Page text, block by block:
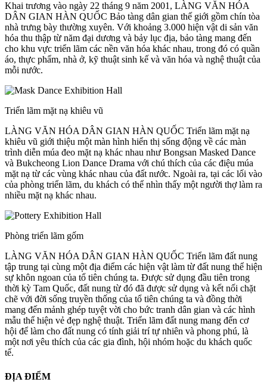
Khai trương vào ngày 22 tháng 9 năm 2001, LÀNG VĂN HÓA
DÂN GIAN HÀN QUỐC Bảo tàng dân gian thế giới gồm chín tòa
nhà trưng bày thường xuyên. Với khoảng 3.000 hiện vật di sản văn
hóa thu thập từ năm đại dương và bảy lục địa, bảo tàng mang đến
cho khu vực triển lãm các nền văn hóa khác nhau, trong đó có quần
áo, thực phẩm, nhà ở, kỹ thuật sinh kế và văn hóa và nghệ thuật của
mỗi nước.
Triển lãm mặt nạ khiêu vũ
LÀNG VĂN HÓA DÂN GIAN HÀN QUỐC Triển lãm mặt nạ
khiêu vũ giới thiệu một màn hình hiển thị sống động về các màn
trình diễn múa đeo mặt nạ khác nhau như Bongsan Masked Dance
và Bukcheong Lion Dance Drama với chú thích của các điệu múa
mặt nạ từ các vùng khác nhau của đất nước. Ngoài ra, tại các lối vào
của phòng triển lãm, du khách có thể nhìn thấy một người thợ làm ra
nhiều mặt nạ khác nhau.
Phòng triển lãm gốm
LÀNG VĂN HÓA DÂN GIAN HÀN QUỐC Triển lãm đất nung
tập trung tại cùng một địa điểm các hiện vật làm từ đất nung thể hiện
sự khôn ngoan của tổ tiên chúng ta. Được sử dụng đầu tiên trong
thời kỳ Tam Quốc, đất nung từ đó đã được sử dụng và kết nối chặt
chẽ với đời sống truyền thống của tổ tiên chúng ta và đồng thời
mang đến mảnh ghép tuyệt vời cho bức tranh dân gian và các hình
mẫu thể hiện vẻ đẹp nghệ thuật. Triển lãm đất nung mang đến cơ
hội để làm cho đất nung có tính giải trí tự nhiên và phong phú, là
một nơi yêu thích của các gia đình, hội nhóm hoặc du khách quốc
tế.
ĐỊA ĐIỂM